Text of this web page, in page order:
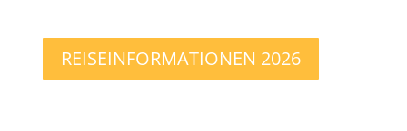
REISEINFORMATIONEN 2026